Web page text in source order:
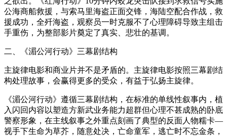
公海商船救援，与索马里海盗正面交锋，海陆空配合作战，救
援成功，全歼海盗，观察员一时克服不了心理障碍导致主组击
手重伤，为整部影片奠定了真实、悲壮的基调。
二、《湄公河行动》三幕剧结构
主旋律电影和商业片并不是矛盾的。主旋律电影按照三幕剧结
构处理故事，会赢得更多的受众，有益于弘扬主旋律。
《湄公河行动》遵循三幕剧结构，在标准的单线性叙事内，植
入闪回内容以塑造方新武业务能力超群但心理不甚成熟的卧底
警察形象，在主线叙事之外重点刻画了典型的反面人物糯卡—
视手下生命为草芥，随意处决，亡命童军，逃亡时不忘金条，